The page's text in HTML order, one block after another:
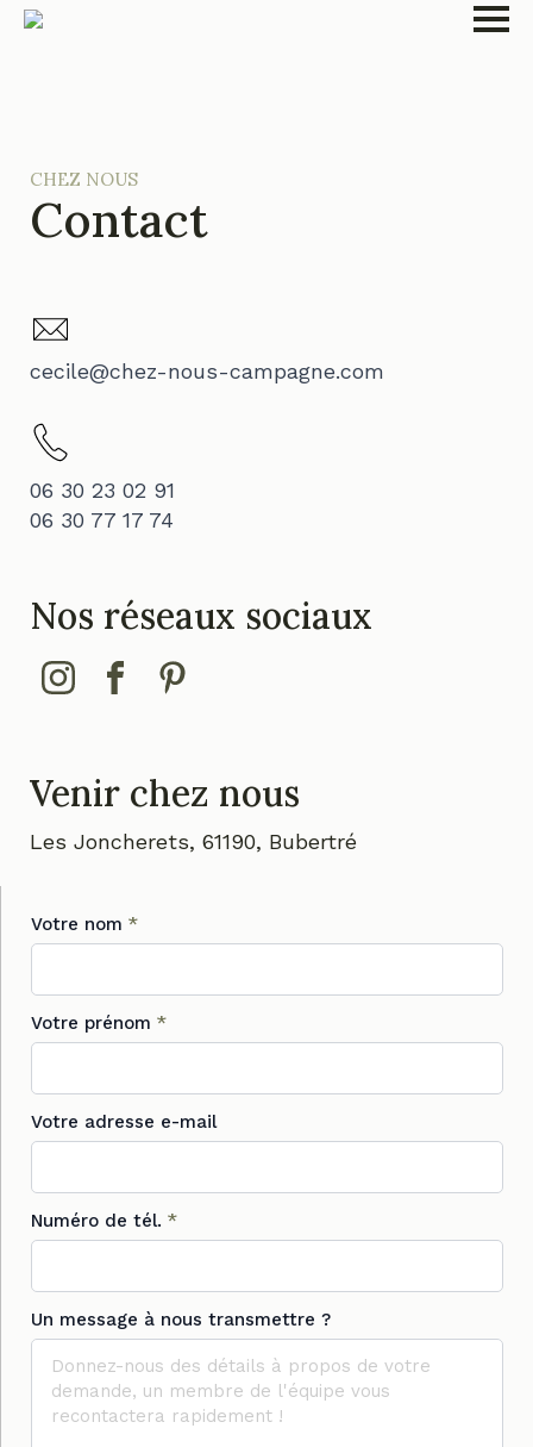
CHEZ NOUS
Contact
cecile@chez-nous-campagne.com
06 30 23 02 91
06 30 77 17 74
Nos réseaux sociaux
Venir chez nous
Les Joncherets, 61190, Bubertré
Votre nom *
Votre prénom *
Votre adresse e-mail
Numéro de tél. *
Un message à nous transmettre ?